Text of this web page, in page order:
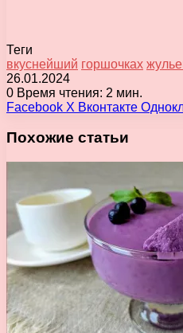
Теги
вкуснейший горшочках
26.01.2024
0 Время чтения: 2 мин.
Facebook X Вконтакте
Похожие статьи